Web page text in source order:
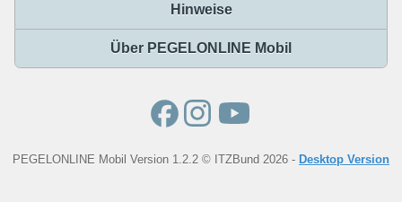
Hinweise
Über PEGELONLINE Mobil
PEGELONLINE Mobil Version 1.2.2 © ITZBund 2026 - Desktop Version